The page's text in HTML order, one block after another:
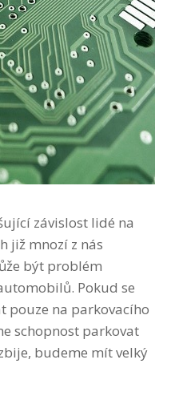
závislost lidé na
již mnozí z nás
být problém
Pokud se
pouze na parkovacího
schopnost parkovat
budeme mít velký